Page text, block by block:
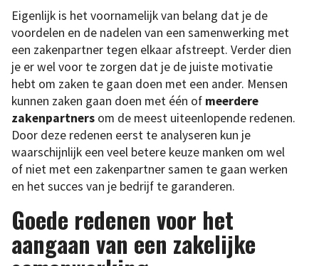
Eigenlijk is het voornamelijk van belang dat je de
voordelen en de nadelen van een samenwerking met
een zakenpartner tegen elkaar afstreept. Verder dien
je er wel voor te zorgen dat je de juiste motivatie
hebt om zaken te gaan doen met een ander. Mensen
kunnen zaken gaan doen met één of meerdere
zakenpartners om de meest uiteenlopende redenen.
Door deze redenen eerst te analyseren kun je
waarschijnlijk een veel betere keuze manken om wel
of niet met een zakenpartner samen te gaan werken
en het succes van je bedrijf te garanderen.
Goede redenen voor het
aangaan van een zakelijke